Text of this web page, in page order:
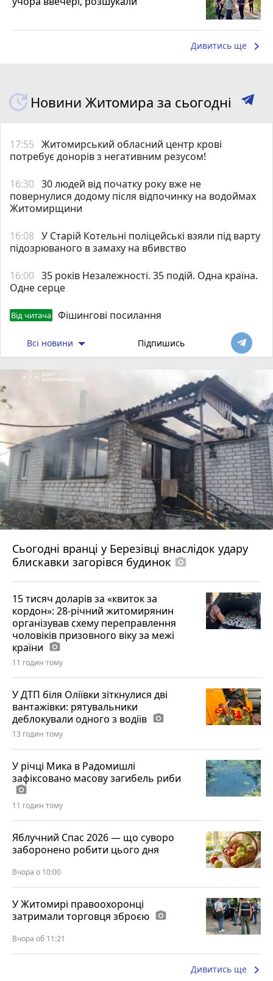
Дивитись ще keyboard_arrow_right
Новини Житомира за сьогодні
17:55 Житомирський обласний центр крові
потребує донорів з негативним резусом!
16:30 30 людей від початку року вже не
повернулися додому після відпочинку на водоймах
Житомирщини
16:08 У Старій Котельні поліцейські взяли під варту
підозрюваного в замаху на вбивство
16:00 35 років Незалежності. 35 подій. Одна країна.
Одне серце
Від читача Фішингові посилання
Всі новини Підпишись
Сьогодні вранці у Березівці внаслідок удару
блискавки загорівся будинок photo_camera
15 тисяч доларів за «квиток за
кордон»: 28-річний житомирянин
організував схему переправлення
чоловіків призовного віку за межі
країни photo_camera
11 годин тому
У ДТП біля Оліївки зіткнулися дві
вантажівки: рятувальники
деблокували одного з водіїв photo_camera
13 годин тому
У річці Мика в Радомишлі
зафіксовано масову загибель риби
photo_camera
11 годин тому
Яблучний Спас 2026 — що суворо
заборонено робити цього дня
Вчора о 10:00
У Житомирі правоохоронці
затримали торговця зброєю photo_camera
Вчора об 11:21
Дивитись ще keyboard_arrow_right